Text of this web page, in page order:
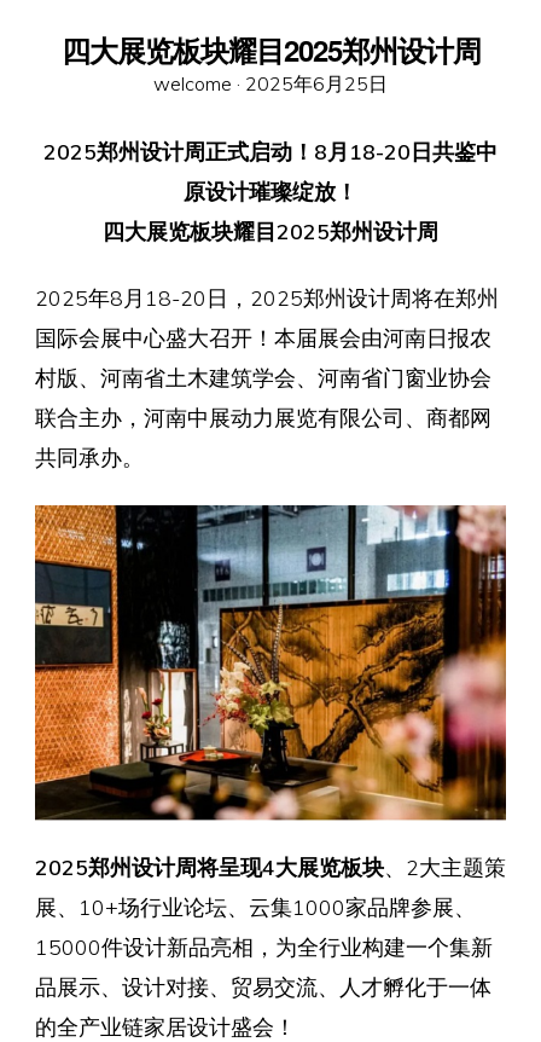
四大展览板块耀目2025郑州设计周
welcome · Posted
2025年6月25日
2025郑州设计周正式启动！8月18-20日共鉴中
原设计璀璨绽放！
四大展览板块耀目2025郑州设计周
2025年8月18-20日，2025郑州设计周将在郑州
国际会展中心盛大召开！本届展会由河南日报农
村版、河南省土木建筑学会、河南省门窗业协会
联合主办，河南中展动力展览有限公司、商都网
共同承办。
2025郑州设计周将呈现4大展览板块、2大主题策
展、10+场行业论坛、云集1000家品牌参展、
15000件设计新品亮相，为全行业构建一个集新
品展示、设计对接、贸易交流、人才孵化于一体
的全产业链家居设计盛会！